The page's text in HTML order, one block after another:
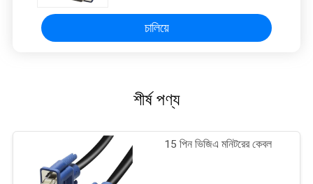
চালিয়ে
শীর্ষ পণ্য
15 পিন ভিজিএ মনিটরের কেবল